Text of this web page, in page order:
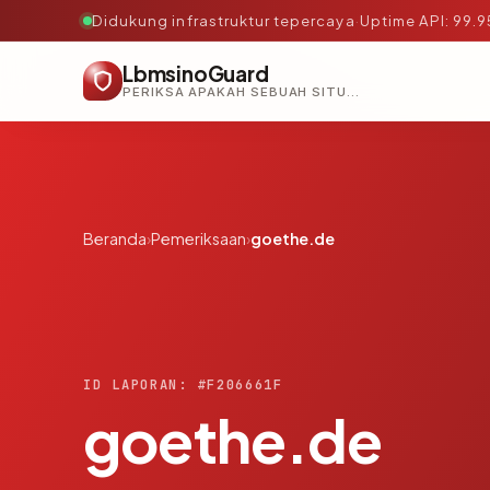
Didukung infrastruktur tepercaya·Uptime API:
LbmsinoGuard
PERIKSA APAKAH SEBUAH SITUS AMAN, TEPERCAYA, DAN TERVERIFIKASI DALAM HITUNGAN DETIK.
Beranda›Pemeriksaan›goethe.de
ID LAPORAN: #F206661F
goethe.de